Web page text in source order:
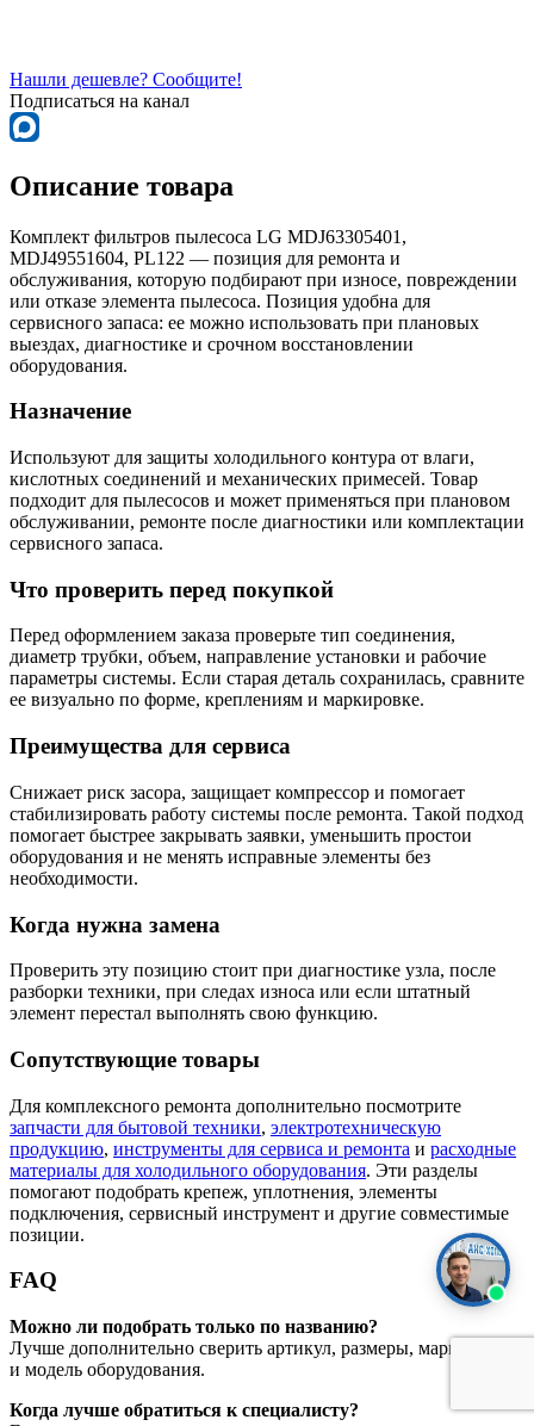
Нашли дешевле? Сообщите!
Подписаться на канал
Описание товара
Комплект фильтров пылесоса LG MDJ63305401,
MDJ49551604, PL122 — позиция для ремонта и
обслуживания, которую подбирают при износе, повреждении
или отказе элемента пылесоса. Позиция удобна для
сервисного запаса: ее можно использовать при плановых
выездах, диагностике и срочном восстановлении
оборудования.
Назначение
Используют для защиты холодильного контура от влаги,
кислотных соединений и механических примесей. Товар
подходит для пылесосов и может применяться при плановом
обслуживании, ремонте после диагностики или комплектации
сервисного запаса.
Что проверить перед покупкой
Перед оформлением заказа проверьте тип соединения,
диаметр трубки, объем, направление установки и рабочие
параметры системы. Если старая деталь сохранилась, сравните
ее визуально по форме, креплениям и маркировке.
Преимущества для сервиса
Снижает риск засора, защищает компрессор и помогает
стабилизировать работу системы после ремонта. Такой подход
помогает быстрее закрывать заявки, уменьшить простои
оборудования и не менять исправные элементы без
необходимости.
Когда нужна замена
Проверить эту позицию стоит при диагностике узла, после
разборки техники, при следах износа или если штатный
элемент перестал выполнять свою функцию.
Сопутствующие товары
Для комплексного ремонта дополнительно посмотрите
запчасти для бытовой техники, электротехническую
продукцию, инструменты для сервиса и ремонта и расходные
материалы для холодильного оборудования. Эти разделы
помогают подобрать крепеж, уплотнения, элементы
подключения, сервисный инструмент и другие совместимые
позиции.
FAQ
Можно ли подобрать только по названию?
Лучше дополнительно сверить артикул, размеры, маркировку
и модель оборудования.
Когда лучше обратиться к специалисту?